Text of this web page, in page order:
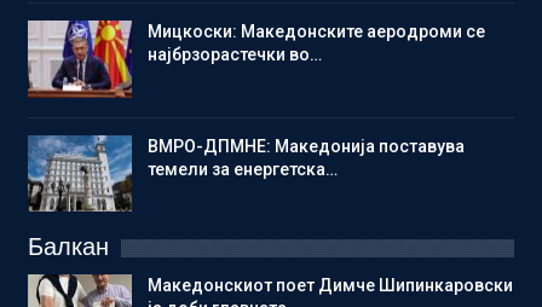
Мицкоски: Македонските аеродроми се
најбрзорастечки во…
ВМРО-ДПМНЕ: Македонија поставува
темели за енергетска…
Балкан
Македонскиот поет Димче Шипинкаровски